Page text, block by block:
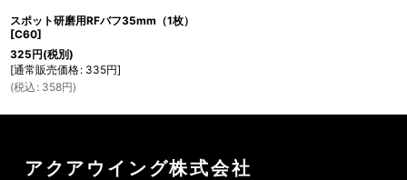
スポット研磨用RFバフ35mm（1枚）
[C60]
325円(税別)
[通常販売価格: 335円]
(税込 : 358円)
アクアウイング株式会社